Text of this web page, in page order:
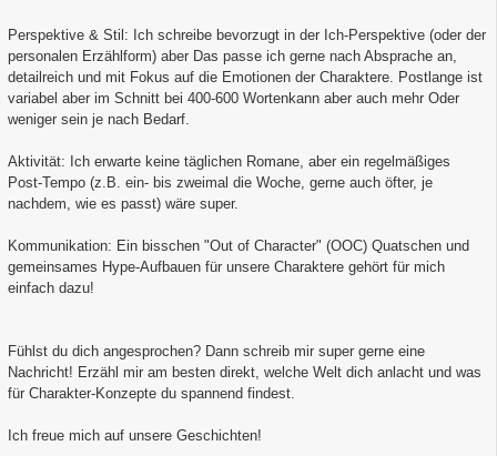
Perspektive & Stil: Ich schreibe bevorzugt in der Ich-Perspektive (oder der
personalen Erzählform) aber Das passe ich gerne nach Absprache an,
detailreich und mit Fokus auf die Emotionen der Charaktere. Postlange ist
variabel aber im Schnitt bei 400-600 Wortenkann aber auch mehr Oder
weniger sein je nach Bedarf.
Aktivität: Ich erwarte keine täglichen Romane, aber ein regelmäßiges
Post-Tempo (z.B. ein- bis zweimal die Woche, gerne auch öfter, je
nachdem, wie es passt) wäre super.
Kommunikation: Ein bisschen "Out of Character" (OOC) Quatschen und
gemeinsames Hype-Aufbauen für unsere Charaktere gehört für mich
einfach dazu!
Fühlst du dich angesprochen? Dann schreib mir super gerne eine
Nachricht! Erzähl mir am besten direkt, welche Welt dich anlacht und was
für Charakter-Konzepte du spannend findest.
Ich freue mich auf unsere Geschichten!